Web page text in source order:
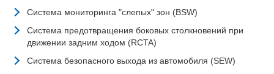
Система мониторинга "слепых" зон (BSW)
Система предотвращения боковых столкновений при
движении задним ходом (RCTA)
Система безопасного выхода из автомобиля (SEW)